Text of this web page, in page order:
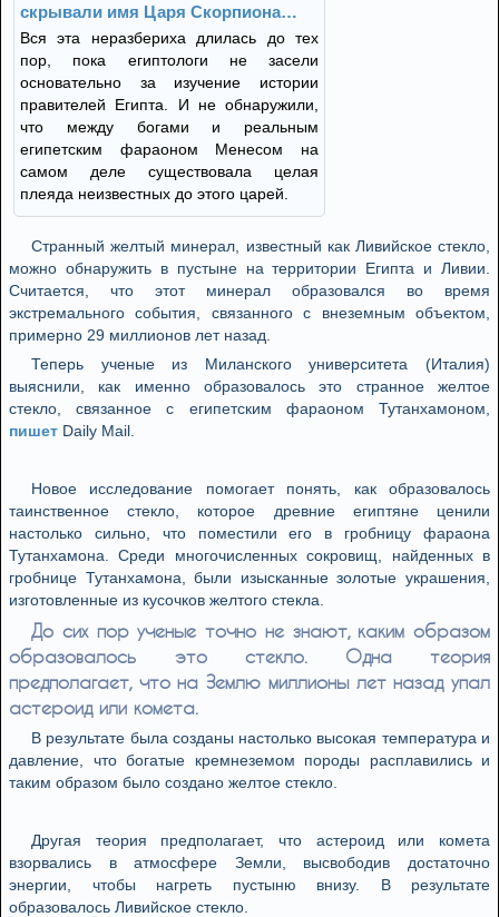
скрывали имя Царя Скорпиона…
Вся эта неразбериха длилась до тех
пор, пока египтологи не засели
основательно за изучение истории
правителей Египта. И не обнаружили,
что между богами и реальным
египетским фараоном Менесом на
самом деле существовала целая
плеяда неизвестных до этого царей.
Странный желтый минерал, известный как Ливийское стекло,
можно обнаружить в пустыне на территории Египта и Ливии.
Считается, что этот минерал образовался во время
экстремального события, связанного с внеземным объектом,
примерно 29 миллионов лет назад.
Теперь ученые из Миланского университета (Италия)
выяснили, как именно образовалось это странное желтое
стекло, связанное с египетским фараоном Тутанхамоном,
пишет Daily Mail.
Новое исследование помогает понять, как образовалось
таинственное стекло, которое древние египтяне ценили
настолько сильно, что поместили его в гробницу фараона
Тутанхамона. Среди многочисленных сокровищ, найденных в
гробнице Тутанхамона, были изысканные золотые украшения,
изготовленные из кусочков желтого стекла.
До сих пор ученые точно не знают, каким образом
образовалось это стекло. Одна теория
предполагает, что на Землю миллионы лет назад упал
астероид или комета.
В результате была созданы настолько высокая температура и
давление, что богатые кремнеземом породы расплавились и
таким образом было создано желтое стекло.
Другая теория предполагает, что астероид или комета
взорвались в атмосфере Земли, высвободив достаточно
энергии, чтобы нагреть пустыню внизу. В результате
образовалось Ливийское стекло.